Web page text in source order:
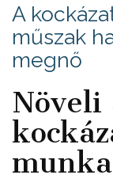
A
műszak
megnő
Növeli
munka